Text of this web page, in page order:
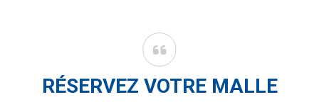
RÉSERVEZ VOTRE MALLE